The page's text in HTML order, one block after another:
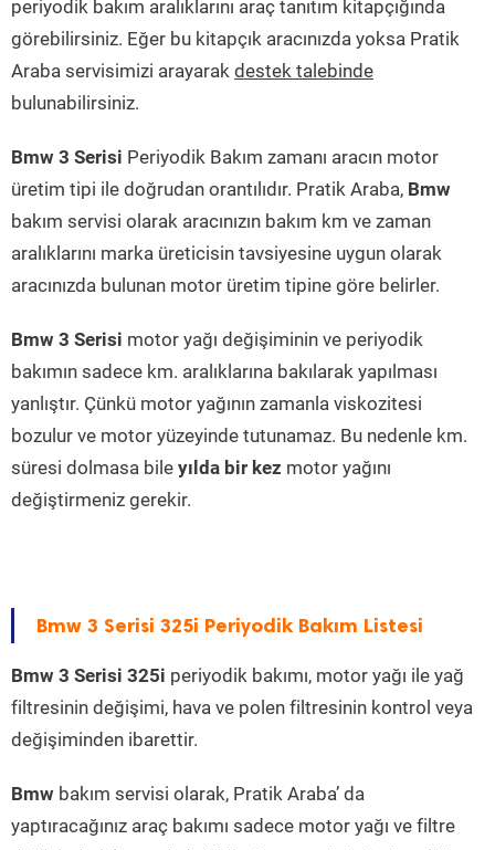
periyodik bakım aralıklarını araç tanıtım kitapçığında
görebilirsiniz. Eğer bu kitapçık aracınızda yoksa Pratik
Araba servisimizi arayarak destek talebinde
bulunabilirsiniz.
Bmw 3 Serisi Periyodik Bakım zamanı aracın motor
üretim tipi ile doğrudan orantılıdır. Pratik Araba, Bmw
bakım servisi olarak aracınızın bakım km ve zaman
aralıklarını marka üreticisin tavsiyesine uygun olarak
aracınızda bulunan motor üretim tipine göre belirler.
Bmw 3 Serisi motor yağı değişiminin ve periyodik
bakımın sadece km. aralıklarına bakılarak yapılması
yanlıştır. Çünkü motor yağının zamanla viskozitesi
bozulur ve motor yüzeyinde tutunamaz. Bu nedenle km.
süresi dolmasa bile yılda bir kez motor yağını
değiştirmeniz gerekir.
Bmw 3 Serisi 325i Periyodik Bakım Listesi
Bmw 3 Serisi 325i periyodik bakımı, motor yağı ile yağ
filtresinin değişimi, hava ve polen filtresinin kontrol veya
değişiminden ibarettir.
Bmw bakım servisi olarak, Pratik Araba’ da
yaptıracağınız araç bakımı sadece motor yağı ve filtre